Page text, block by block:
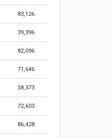
83,126
39,396
82,096
71,646
58,373
72,603
86,428